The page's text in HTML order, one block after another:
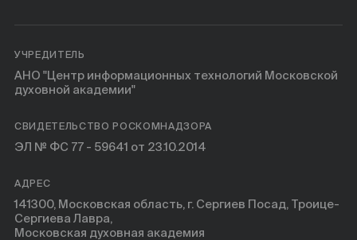
УЧРЕДИТЕЛЬ
АНО "Центр информационных технологий Московской
духовной академии"
СВИДЕТЕЛЬСТВО РОСКОМНАДЗОРА
ЭЛ № ФС 77 - 59641 от 23.10.2014
АДРЕС
141300, Московская область, г. Сергиев Посад, Троице-
Сергиева Лавра,
Московская духовная академия